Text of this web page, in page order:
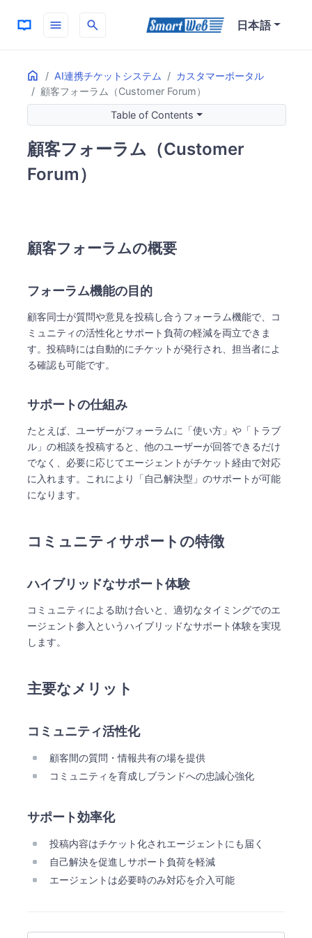
menu search 日本語
Home AI連携チケットシステム
カスタマーポータル
顧客フォーラム（Customer Forum）
ON THIS PAGE
顧客フォーラムの概要
フォーラム機能の目的
サポートの仕組み
コミュニティサポートの特徴
ハイブリッドなサポート体験
主要なメリット
Table of Contents
顧客フォーラム（Customer
Forum）
顧客フォーラムの概要
フォーラム機能の目的
顧客同士が質問や意見を投稿し合うフォーラム機能で、コ
ミュニティの活性化とサポート負荷の軽減を両立できま
す。投稿時には自動的にチケットが発行され、担当者によ
る確認も可能です。
サポートの仕組み
たとえば、ユーザーがフォーラムに「使い方」や「トラブ
ル」の相談を投稿すると、他のユーザーが回答できるだけ
でなく、必要に応じてエージェントがチケット経由で対応
に入れます。これにより「自己解決型」のサポートが可能
になります。
コミュニティサポートの特徴
ハイブリッドなサポート体験
コミュニティによる助け合いと、適切なタイミングでのエ
ージェント参入というハイブリッドなサポート体験を実現
します。
主要なメリット
コミュニティ活性化
顧客間の質問・情報共有の場を提供
コミュニティを育成しブランドへの忠誠心強化
サポート効率化
投稿内容はチケット化されエージェントにも届く
自己解決を促進しサポート負荷を軽減
エージェントは必要時のみ対応を介入可能